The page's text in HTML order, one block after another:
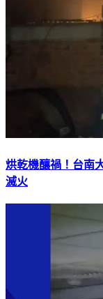
烘乾機釀禍！台南
滅火